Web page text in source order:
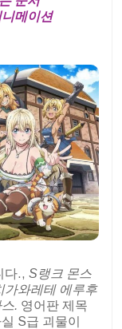
메이션
다., S랭크 몬스
가와레테 에루후
. 영어판 제목
S급 괴물이